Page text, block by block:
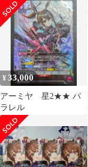
¥33,000
アーミヤ 星2★★ パ
ラレル